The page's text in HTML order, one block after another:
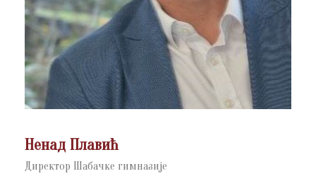
Ненад Плавић
Директор Шабачке гимназије